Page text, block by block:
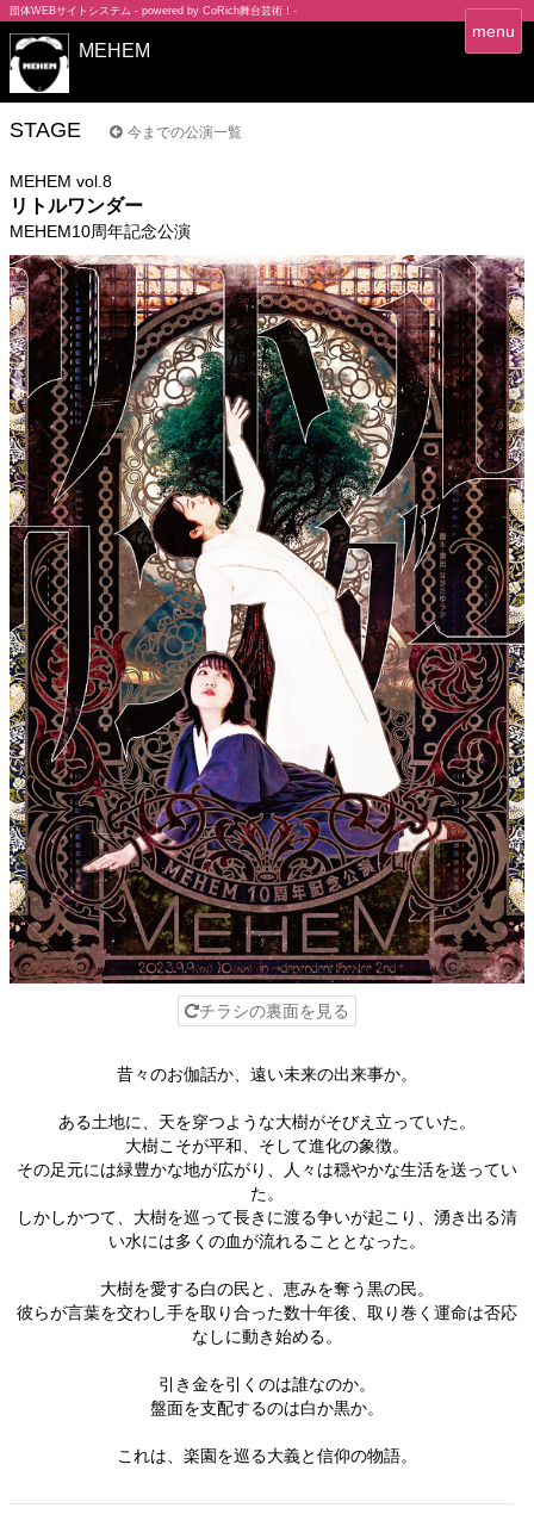
団体WEBサイトシステム - powered by CoRich舞台芸術！-
MEHEM
T
o
g
g
a
t
i
o
n
menu
STAGE 今までの公演一覧
MEHEM vol.8
リトルワンダー
MEHEM10周年記念公演
チラシの裏面を見る
昔々のお伽話か、遠い未来の出来事か。
ある土地に、天を穿つような大樹がそびえ立っていた。
大樹こそが平和、そして進化の象徴。
その足元には緑豊かな地が広がり、人々は穏やかな生活を送ってい
た。
しかしかつて、大樹を巡って長きに渡る争いが起こり、湧き出る清
い水には多くの血が流れることとなった。
大樹を愛する白の民と、恵みを奪う黒の民。
彼らが言葉を交わし手を取り合った数十年後、取り巻く運命は否応
なしに動き始める。
引き金を引くのは誰なのか。
盤面を支配するのは白か黒か。
これは、楽園を巡る大義と信仰の物語。